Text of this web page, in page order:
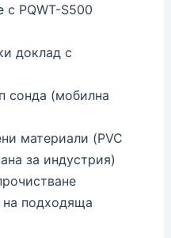
с PQWT-S500
доклад с
сонда (мобилна
материали (PVC
за индустрия)
на подходяща